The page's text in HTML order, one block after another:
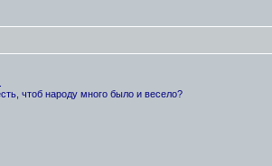
чтоб народу много было и весело?